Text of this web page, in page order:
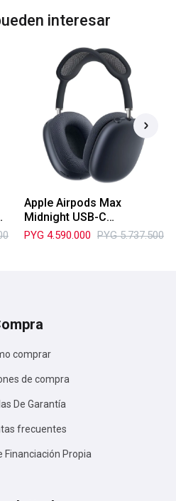
interesar
Apple Airpods Max
Midnight USB-C
(MWW43AM/A)
PYG 4.590.000 PYG 5.737.500
comprar
de compra
De Garantía
frecuentes
Financiación Propia